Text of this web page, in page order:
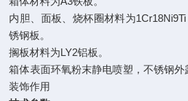
内胆、面板、烧杯圈材料为
锈钢板。
搁板材料为LY2铝板。
箱体表面环氧粉末静电喷塑，不锈钢外
装饰作用